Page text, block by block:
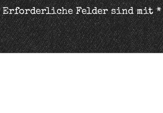
Erforderliche Felder sind mit*